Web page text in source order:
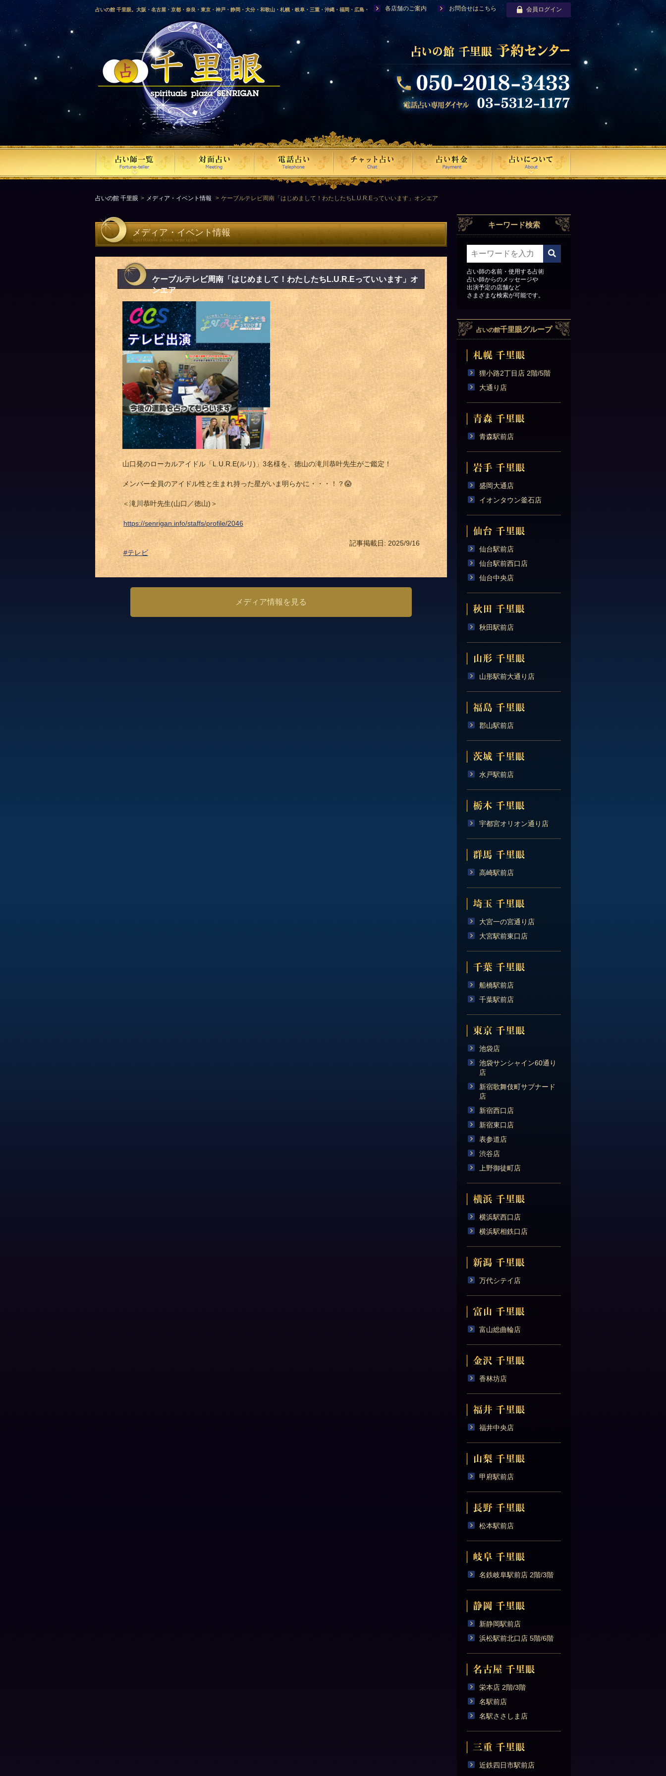
占いの館 千里眼。大阪・名古屋・京都・奈良・東京・神戸・静岡・大分・和歌山・札幌・岐阜・三重・沖縄・福岡・広島・
愛媛・鹿児島・徳島・香川・山形・岡山・横浜・千葉・福島・岩手・高知・熊本・群馬・滋賀・福井・仙台・山口・宮崎・山
梨・長野・埼玉・茨城・栃木・金沢・佐賀・長崎・鳥取・富山・新潟・秋田・青森・島根に店舗を構える、口コミで評判の人
気占い師による占い。
各店舗のご案内 お問合せはこちら 会員ログイン
占いの館 千里眼 メディア・イベント情報 ケーブルテレビ周南「はじめまして！わたしたちL.U.R.Eっていいます」オンエア
メディア・イベント情報
ケーブルテレビ周南「はじめまして！わたしたちL.U.R.Eっていいます」オ
ンエア
山口発のローカルアイドル「L.U.R.E(ルリ)」3名様を、徳山の滝川恭叶先生がご鑑定！
メンバー全員のアイドル性と生まれ持った星がいま明らかに・・・！？😱
＜滝川恭叶先生(山口／徳山)＞
https://senrigan.info/staffs/profile/2046
記事掲載日: 2025/9/16
#テレビ
メディア情報を見る
キーワード検索
占い師の名前・使用する占術
占い師からのメッセージや
出演予定の店舗など
さまざまな検索が可能です。
占いの館千里眼グループ
狸小路2丁目店 2階/5階
大通り店
青森駅前店
盛岡大通店
イオンタウン釜石店
仙台駅前店
仙台駅前西口店
仙台中央店
秋田駅前店
山形駅前大通り店
郡山駅前店
水戸駅前店
宇都宮オリオン通り店
高崎駅前店
大宮一の宮通り店
大宮駅前東口店
船橋駅前店
千葉駅前店
池袋店
池袋サンシャイン60通り
店
新宿歌舞伎町サブナード
店
新宿西口店
新宿東口店
表参道店
渋谷店
上野御徒町店
横浜駅西口店
横浜駅相鉄口店
万代シテイ店
富山総曲輪店
香林坊店
福井中央店
甲府駅前店
松本駅前店
名鉄岐阜駅前店 2階/3階
新静岡駅前店
浜松駅前北口店 5階/6階
栄本店 2階/3階
名駅前店
名駅ささしま店
近鉄四日市駅前店